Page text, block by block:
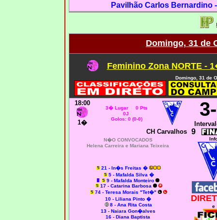
Pavilhão Carlos Bernardino
Domingo, 31 de
Feminino Zona NORTE -
Domingo, 31 de
18:00
1�
3� Lugar 0 Pts
0J
Golos: 0 (0-0)
3
CH Carvalhos
9
N�O CONVOCADOS
Helena Carreira e Mariana Teixeira
21 - In�s Freitas �
5 - Mafalda Silva �
9 - Mafalda Monteiro
17 - Catarina Barbosa
74 - Teresa Morais "Tet�"
10 - Liliana Pinto �
8 - Ana Rita Costa
13 - Naiara Gon�alves
16 - Diana Baptista
e